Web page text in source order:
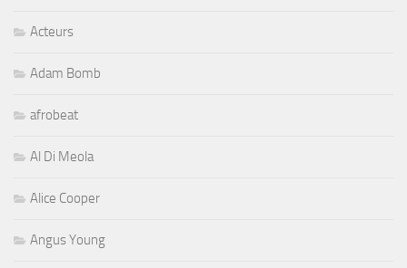
Acteurs
Adam Bomb
afrobeat
Al Di Meola
Alice Cooper
Angus Young